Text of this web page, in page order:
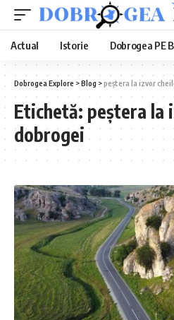
Actual Istorie Dobrogea PE
Dobrogea Explore >Blog >peștera la izvor
Etichetă: peștera la
dobrogei